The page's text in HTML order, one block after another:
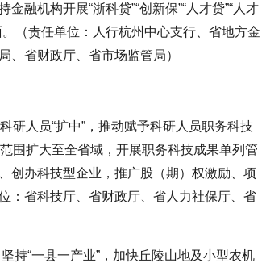
融机构开展“浙科贷”“创新保”“人才贷”“人才
（责任单位：人行杭州中心支行、省地方金
、省财政厅、省市场监管局）
研人员“扩中”，推动赋予科研人员职务科技
围扩大至全省域，开展职务科技成果单列管
创办科技型企业，推广股（期）权激励、项
：省科技厅、省财政厅、省人力社保厅、省
持“一县一产业”，加快丘陵山地及小型农机